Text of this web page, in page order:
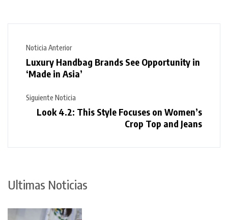
Noticia Anterior
Luxury Handbag Brands See Opportunity in
‘Made in Asia’
Siguiente Noticia
Look 4.2: This Style Focuses on Women’s
Crop Top and Jeans
Ultimas Noticias